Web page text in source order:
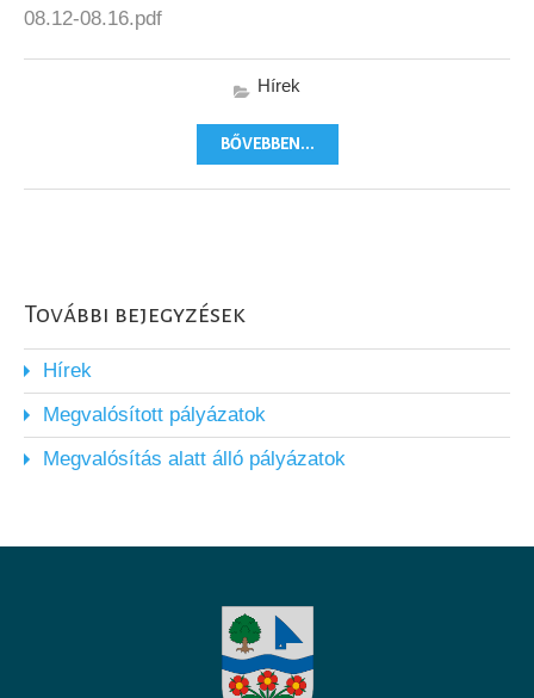
08.12-08.16.pdf
Hírek
BŐVEBBEN...
További bejegyzések
Hírek
Megvalósított pályázatok
Megvalósítás alatt álló pályázatok